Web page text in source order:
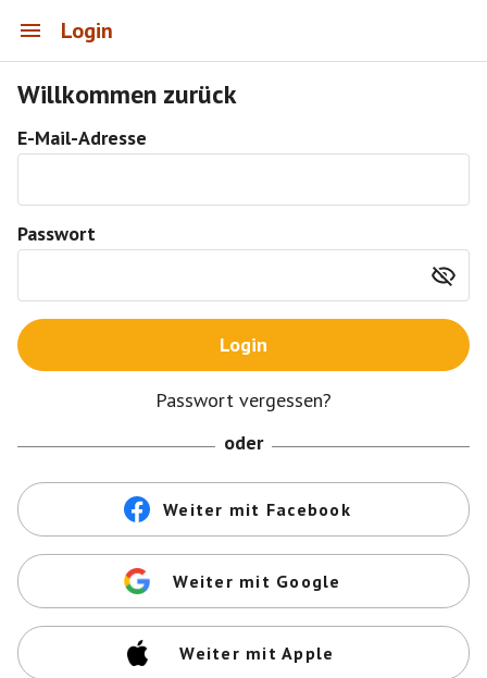
Login
Willkommen zurück
E-Mail-Adresse
Passwort
Login
Passwort vergessen?
oder
Weiter mit Facebook
Weiter mit Google
Weiter mit Apple